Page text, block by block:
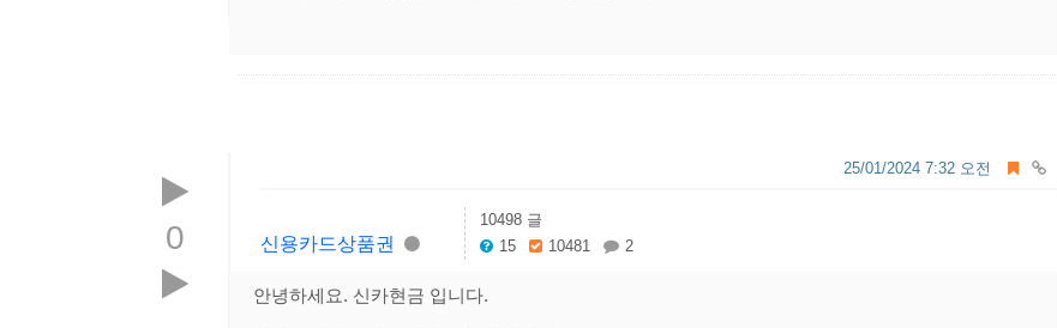
0
25/01/2024 7:32 오전
신용카드상품권
10498 글
15
10481 2
안녕하세요. 신카현금 입니다.